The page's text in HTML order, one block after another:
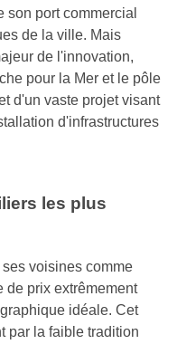
son port commercial
de la ville. Mais
de l'innovation,
pour la Mer et le pôle
d'un vaste projet visant
d'infrastructures
les plus
voisines comme
de prix extrêmement
idéale. Cet
par la faible tradition